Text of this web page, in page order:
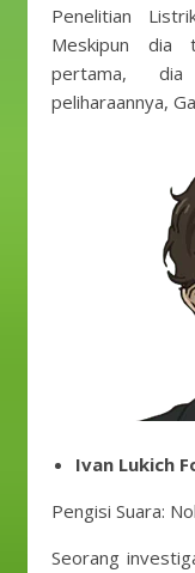
Penelitian
Meskipun dia
pertama, dia
peliharaannya,
Ivan Lukich
Pengisi Suara:
Seorang